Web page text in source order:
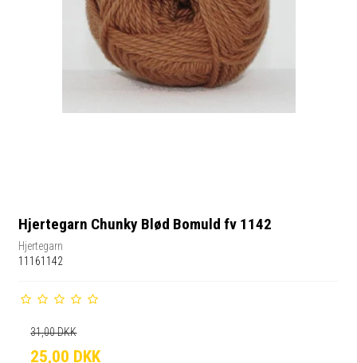
Hjertegarn Chunky Blød Bomuld fv 1142
Hjertegarn
11161142
31,00 DKK
25,00 DKK